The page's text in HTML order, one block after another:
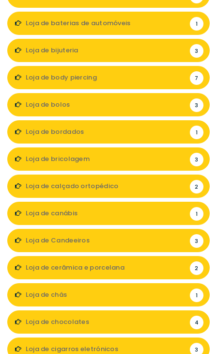
Loja de baterias de automóveis 1
Loja de bijuteria 3
Loja de body piercing 7
Loja de bolos 3
Loja de bordados 1
Loja de bricolagem 3
Loja de calçado ortopédico 2
Loja de canábis 1
Loja de Candeeiros 3
Loja de cerâmica e porcelana 2
Loja de chás 1
Loja de chocolates 4
Loja de cigarros eletrónicos 3